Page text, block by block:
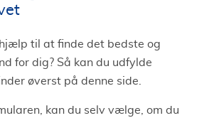
til at finde det bedste og
for dig? Så kan du udfylde
øverst på denne side.
kan du selv vælge, om du